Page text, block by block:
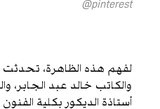
pinterest@
لفهم هذه الظاهرة،
والكاتب خالد عبد الجابر،
أستاذة الديكور بكلية